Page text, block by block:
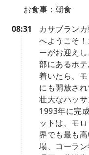
お食事：朝食
08:31
カサブラン
へようこそ
ーがお迎え
部にあるホ
着いたら、
にも開放さ
壮大なハッサ
1993年に完
ットは、モ
界でも最も
場、コーラ